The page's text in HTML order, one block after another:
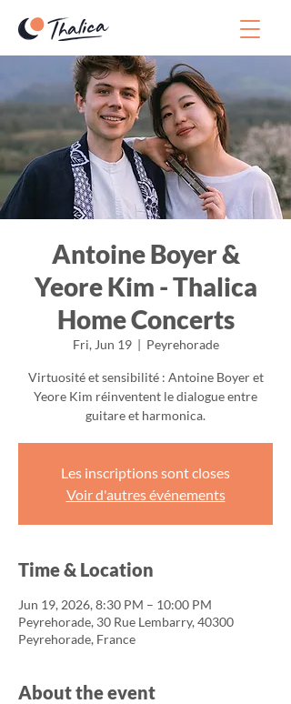
Antoine Boyer &
Yeore Kim - Thalica
Home Concerts
Fri, Jun 19
  |
Peyrehorade
Virtuosité et sensibilité : Antoine Boyer et
Yeore Kim réinventent le dialogue entre
guitare et harmonica.
Les inscriptions sont closes
Voir d'autres événements
Time & Location
Jun 19, 2026, 8:30 PM – 10:00 PM
Peyrehorade, 30 Rue Lembarry, 40300
Peyrehorade, France
About the event